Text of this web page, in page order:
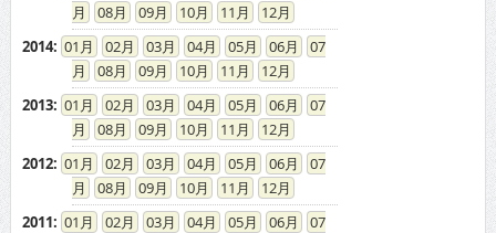
08
09 10 11
12
2014: 01 02 03 04 05 06
07
08
09 10 11
12
2013: 01 02 03 04 05 06
07
08
09 10 11
12
2012: 01 02 03 04 05 06
07
08
09 10 11
12
2011: 01 02 03 04 05 06
07